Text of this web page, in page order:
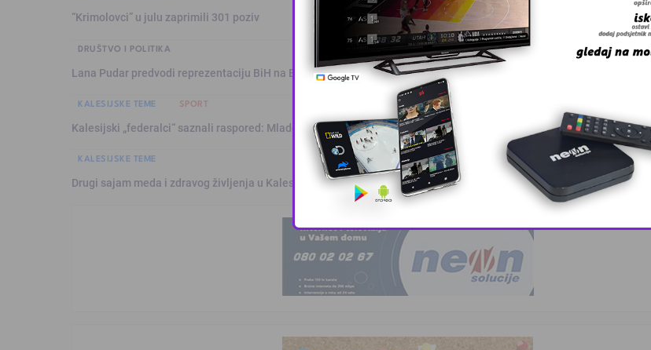
“Krimolovci” u julu zaprimili 301 poziv
DRUŠTVO I POLITIKA
Lana Pudar predvodi reprezentaciju BiH na Evropskom prvenstvu u Parizu
KALESIJSKE TEME SPORT
Kalesijski „federalci“ saznali raspored: Mladost sezonu otvara u S …
KALESIJSKE TEME
Drugi sajam meda i zdravog življenja u Kalesiji okupio pčelare i lju …
This popup will close in: